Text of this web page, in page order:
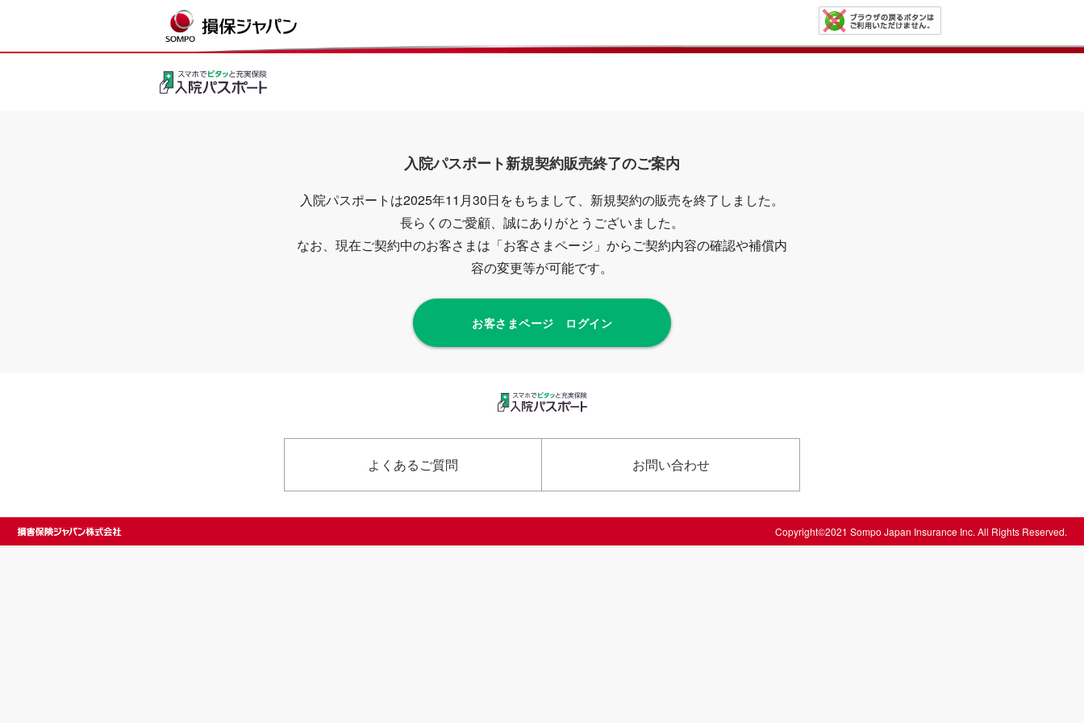
入院パスポート新規契約販売終了のご案内
入院パスポートは2025年11月30日をもちまして、新規契約の販売を終了しました。
長らくのご愛顧、誠にありがとうございました。
なお、現在ご契約中のお客さまは「お客さまページ」からご契約内容の確認や補償内
容の変更等が可能です。
お客さまページ ログイン
よくあるご質問 お問い合わせ
Copyright©2021 Sompo Japan Insurance Inc. All Rights Reserved.